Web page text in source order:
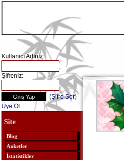
Kullanıcı Adınız:
Şifreniz:
(Şifre Sor)
Üye Ol
Site
Blog
Anketler
İstatistikler